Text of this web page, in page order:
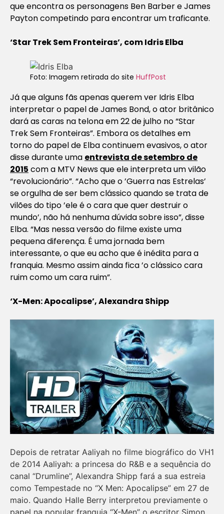
que encontra os personagens Ben Barber e James
Payton competindo para encontrar um traficante.
‘Star Trek Sem Fronteiras’, com Idris Elba
Foto: Imagem retirada do site HuffPost
Já que alguns fãs apenas querem ver Idris Elba
interpretar o papel de James Bond, o ator britânico
dará as caras na telona em 22 de julho no “Star
Trek Sem Fronteiras”. Embora os detalhes em
torno do papel de Elba continuem evasivos, o ator
disse durante uma entrevista de setembro de
2015 com a MTV News que ele interpreta um vilão
“revolucionário”. “Acho que o ’Guerra nas Estrelas’
se orgulha de ser bem clássico quando se trata de
vilões do tipo ’ele é o cara que quer destruir o
mundo’, não há nenhuma dúvida sobre isso”, disse
Elba. “Mas nessa versão do filme existe uma
pequena diferença. É uma jornada bem
interessante, o que eu acho que é inédita para a
franquia. Mesmo assim ainda fica ’o clássico cara
ruim como um cara ruim”.
‘X-Men: Apocalipse’, Alexandra Shipp
Depois de retratar Aaliyah no filme biográfico do VH1
de 2014 Aaliyah: a princesa do R&B e a sequência do
canal “Drumline”, Alexandra Shipp fará a sua estreia
como Tempestade no “X Men: Apocalipse” em 27 de
maio. Quando Halle Berry interpretou previamente o